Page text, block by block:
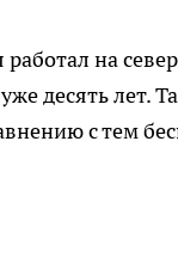
на
десять лет.
с тем